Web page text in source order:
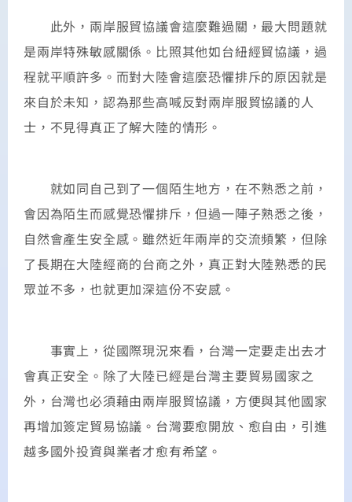
此外，兩岸服貿協議會這麼難過關，最大問題就
是兩岸特殊敏感關係。比照其他如台紐經貿協議，過
程就平順許多。而對大陸會這麼恐懼排斥的原因就是
來自於未知，認為那些高喊反對兩岸服貿協議的人
士，不見得真正了解大陸的情形。
就如同自己到了一個陌生地方，在不熟悉之前，
會因為陌生而感覺恐懼排斥，但過一陣子熟悉之後，
自然會產生安全感。雖然近年兩岸的交流頻繁，但除
了長期在大陸經商的台商之外，真正對大陸熟悉的民
眾並不多，也就更加深這份不安感。
事實上，從國際現況來看，台灣一定要走出去才
會真正安全。除了大陸已經是台灣主要貿易國家之
外，台灣也必須藉由兩岸服貿協議，方便與其他國家
再增加簽定貿易協議。台灣要愈開放、愈自由，引進
越多國外投資與業者才愈有希望。